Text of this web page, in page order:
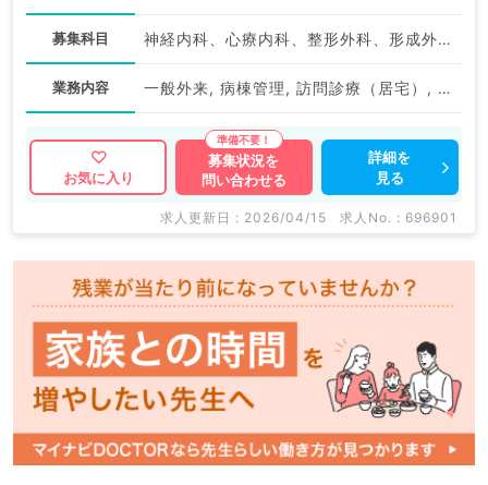
募集科目 神経内科、心療内科、整形外科、形成外科、美容外科、脳神経外科、呼吸器外科、心臓血管外科、小児外科、泌尿器科、一般内科、循環器内科、呼吸器内科、消化器内科、内分泌・代謝内科、腎臓内科、老年内科、外科系全般、一般外科、消化器外科、乳腺外科、膠原病科、スポーツ整形外科、大腸・肛門外科、脊髄・脊椎外科
業務内容 一般外来, 病棟管理, 訪問診療（居宅）, 訪問診療（施設）, その他, その他, その他
お気に入り
募集状況を
問い合わせる
詳細を
見る
求人更新日 : 2026/04/15 求人No. : 696901